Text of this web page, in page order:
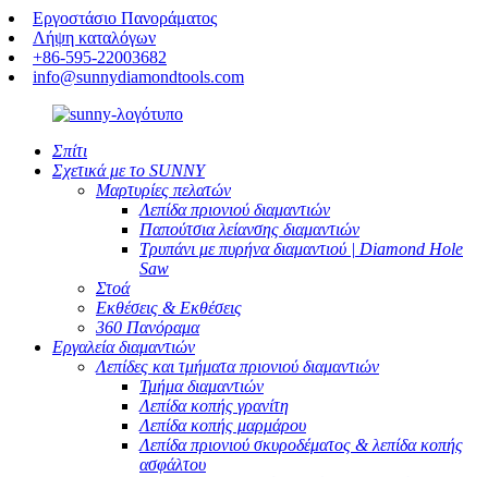
Εργοστάσιο Πανοράματος
Λήψη καταλόγων
+86-595-22003682
info@sunnydiamondtools.com
Σπίτι
Σχετικά με το SUNNY
Μαρτυρίες πελατών
Λεπίδα πριονιού διαμαντιών
Παπούτσια λείανσης διαμαντιών
Τρυπάνι με πυρήνα διαμαντιού | Diamond Hole
Saw
Στοά
Εκθέσεις & Εκθέσεις
360 Πανόραμα
Εργαλεία διαμαντιών
Λεπίδες και τμήματα πριονιού διαμαντιών
Τμήμα διαμαντιών
Λεπίδα κοπής γρανίτη
Λεπίδα κοπής μαρμάρου
Λεπίδα πριονιού σκυροδέματος & λεπίδα κοπής
ασφάλτου